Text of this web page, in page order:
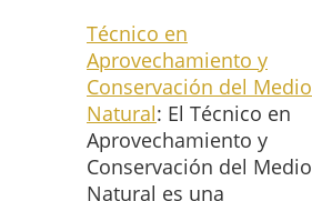
Técnico en
Aprovechamiento y
Conservación del Medio
Natural: El Técnico en
Aprovechamiento y
Conservación del Medio
Natural es una